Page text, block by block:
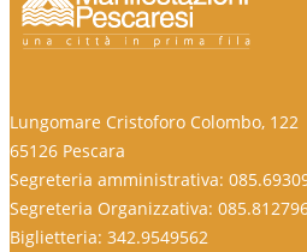
Lungomare Cristoforo Colombo, 122
65126 Pescara
Segreteria amministrativa:
Segreteria Organizzativa:
Biglietteria: 342.9549562